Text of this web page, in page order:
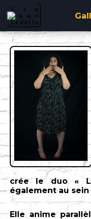
Spectacle
Archives
Saison 2025/
Saison 2024/
Saison 2023/
Saison 2022/
Saison 2021/
Saison 2019/
Saison 2018/
Saison 2017/
Saison 2008/
Saison 2007/
Saison 2006/
Saison 2005/
Saison 2004/
Saison 2003/
Saison 2002/
Saison 2001/
Dépêches
Saison 2024/2025
Saison 2023/2024
Saison 2022/2023
Saison 2021/2022
Saison 2020/2021
Saison 2019/2020
Saison 2018/2019
Réservations
Décors
Galerie
Atelier
Vestiges
Atelier 2025/
Atelier 2024/
Atelier 2016/
Atelier 2015/
Gallopins
Activité
Calendrier
Bonus
Barbara 2019
Barbara 2015
Gallo & Co
Calendrier
Spectacles
Téléthon 2021
Contacts
Historique
crée le duo «
également au sein
Elle anime